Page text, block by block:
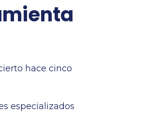
hace cinco
especializados